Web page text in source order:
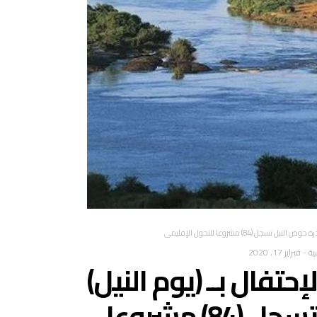
(84) مشروعا للتحول الإقليمي
- فبراير 17, 2020
بــ (يوم النيل)